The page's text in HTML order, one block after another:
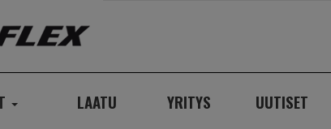
LAATU YRITYS UUTISET